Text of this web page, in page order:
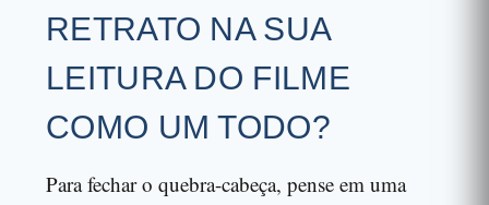
RETRATO NA SUA
LEITURA DO FILME
COMO UM TODO?
Para fechar o quebra-cabeça, pense em uma